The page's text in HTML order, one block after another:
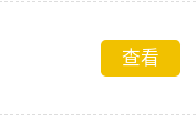
查看